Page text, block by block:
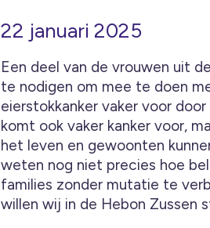
22 januari 2025
Een deel van de vrouwen uit
te nodigen om mee te doen
eierstokkanker vaker voor
komt ook vaker kanker voor,
het leven en gewoonten
weten nog niet precies hoe
families zonder mutatie te
willen wij in de Hebon Zussen